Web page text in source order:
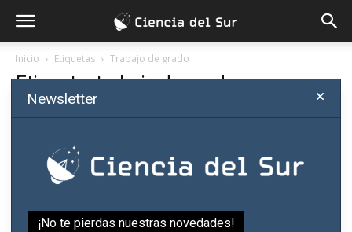
Inicio Etiquetas Trabajo de grado
Etiqueta: trabajo de grado
Newsletter
¡No te pierdas nuestras novedades!